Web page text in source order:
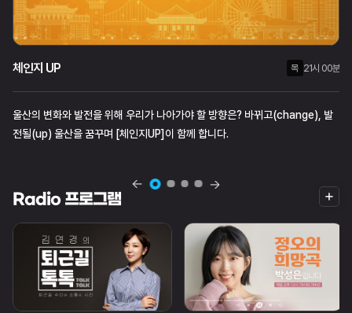
체인지 UP 목 21시 00분
울산의 변화와 발전을 위해 우리가 나아가야 할 방향은? 바뀌고(change), 발
전될(up) 울산을 꿈꾸며 [체인지UP]이 함께 합니다.
목 18시 05분
수 18시 05분
Radio 프로그램
더
보
기